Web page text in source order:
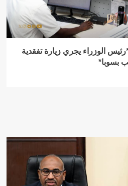
الوزراء يجري زيارة تفقدية
بسوبا*